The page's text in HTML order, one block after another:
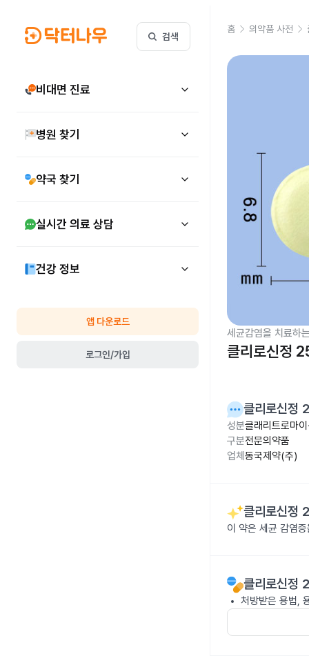
검색
비대면 진료
병원 찾기
약국 찾기
실시간 의료 상담
건강 정보
앱 다운로드
로그인/가입
홈 의약품 사전
세균감염을 치료하
클리로신정
클리로신
성분클래리트로마
구분전문의약품
업체 동국제약(주)
클리로신
이 약은 세균 감염
클리로신
처방받은 용법,